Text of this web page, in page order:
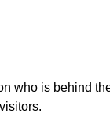
who is behind